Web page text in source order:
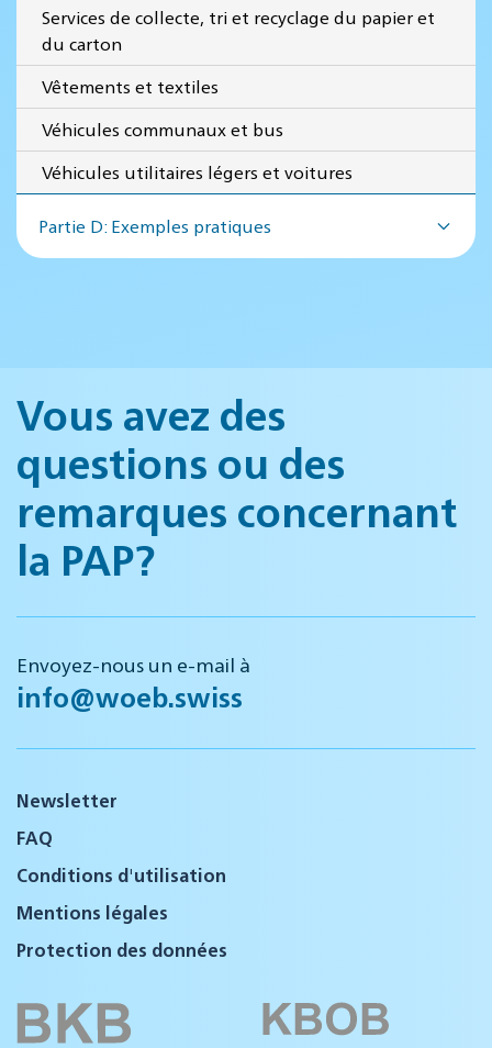
Services de collecte, tri et recyclage du papier et
du carton
Vêtements et textiles
Véhicules communaux et bus
Véhicules utilitaires légers et voitures
Partie D: Exemples pratiques
Vous avez des
questions ou des
remarques concernant
la PAP?
Envoyez-nous un e-mail à
info@woeb.swiss
Newsletter
FAQ
Conditions d'utilisation
Mentions légales
Protection des données